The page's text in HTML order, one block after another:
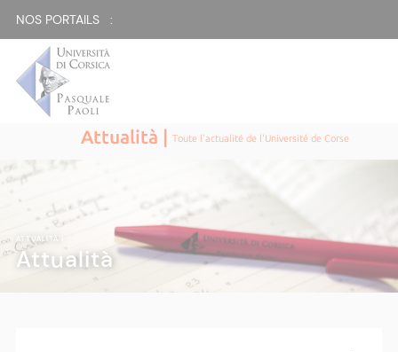
NOS PORTAILS :
Attualità |Toute l'actualité de l'Université de Corse
ATTUALITÀ |
Attualità